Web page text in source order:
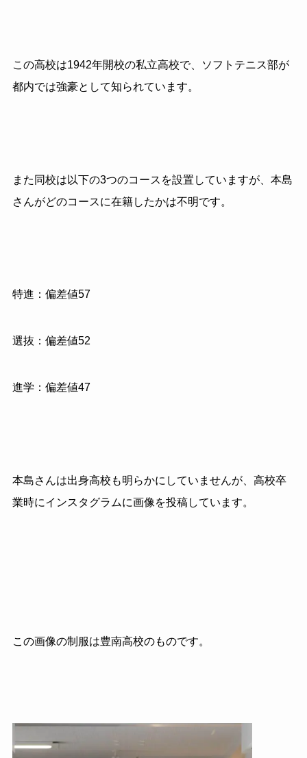
この高校は1942年開校の私立高校で、ソフトテニス部が
都内では強豪として知られています。
また同校は以下の3つのコースを設置していますが、本島
さんがどのコースに在籍したかは不明です。
特進：偏差値57
選抜：偏差値52
進学：偏差値47
本島さんは出身高校も明らかにしていませんが、高校卒
業時にインスタグラムに画像を投稿しています。
この画像の制服は豊南高校のものです。